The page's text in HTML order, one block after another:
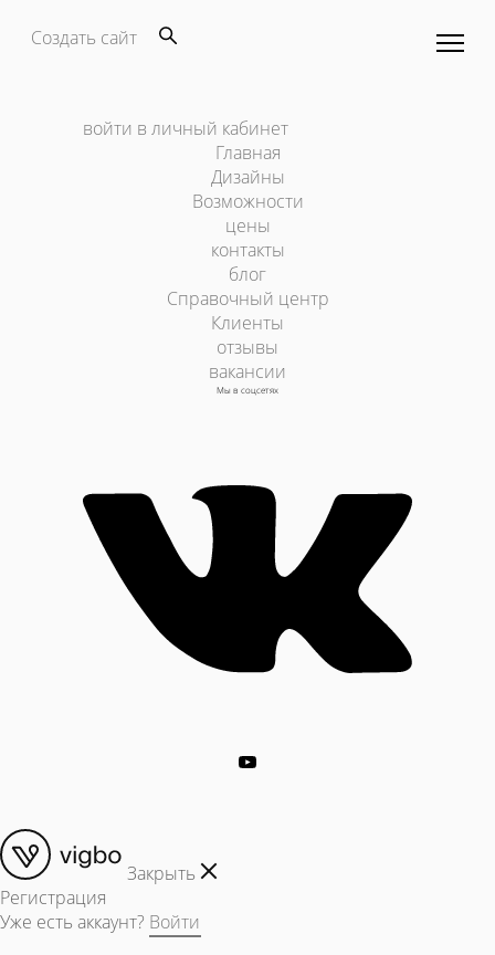
Создать сайт
войти в личный кабинет
Главная
Дизайны
Возможности
цены
контакты
блог
Справочный центр
Клиенты
отзывы
вакансии
Мы в соцсетях
Закрыть
Регистрация
Уже есть аккаунт? Войти